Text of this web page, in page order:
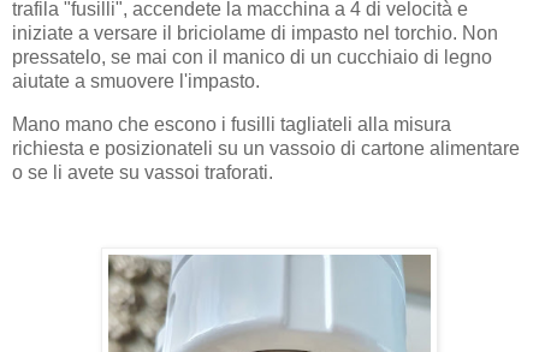
trafila "fusilli", accendete la macchina a 4 di velocità e
iniziate a versare il briciolame di impasto nel torchio. Non
pressatelo, se mai con il manico di un cucchiaio di legno
aiutate a smuovere l'impasto.
Mano mano che escono i fusilli tagliateli alla misura
richiesta e posizionateli su un vassoio di cartone alimentare
o se li avete su vassoi traforati.